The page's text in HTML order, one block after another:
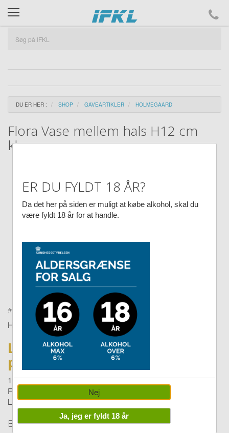
ifkl
DU ER HER : SHOP GAVEARTIKLER HOLMEGAARD
Flora Vase mellem hals H12 cm
klar
Double tap to zoom
# 1104340848
HOLMEGAARD
Log ind for
pris
199,95
Flora Vase mellem hals H12 cm klar
Levering:4-14 dage
Beskrivelse
ER DU FYLDT 18 ÅR?
Da det her på siden er muligt at købe alkohol, skal du
være fyldt 18 år for at handle.
Nej
Ja, jeg er fyldt 18 år